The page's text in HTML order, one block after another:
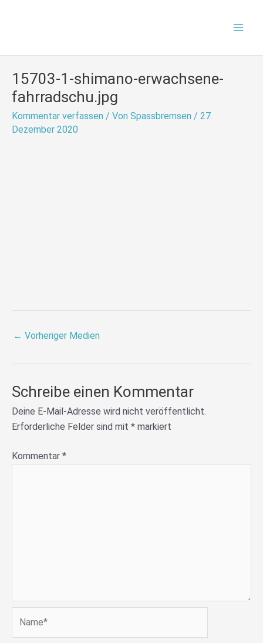
15703-1-shimano-erwachsene-
fahrradschu.jpg
Kommentar verfassen / Von Spassbremsen / 27.
Dezember 2020
← Vorheriger Medien
Schreibe einen Kommentar
Deine E-Mail-Adresse wird nicht veröffentlicht.
Erforderliche Felder sind mit * markiert
Kommentar *